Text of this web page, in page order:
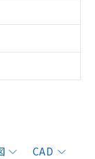
CAD